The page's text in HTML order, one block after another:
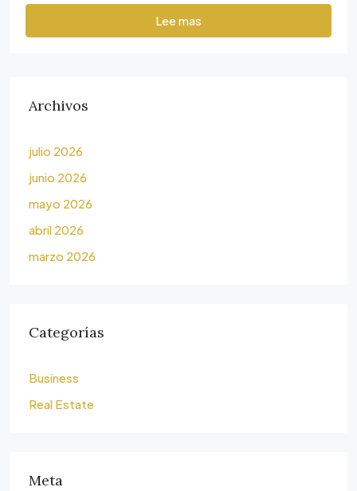
Lee mas
Archivos
julio 2026
junio 2026
mayo 2026
abril 2026
marzo 2026
Categorías
Business
Real Estate
Meta